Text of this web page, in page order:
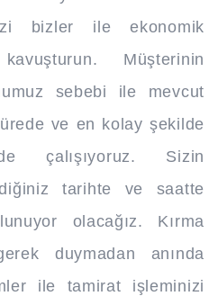
bizler ile ekonomik
Müşterinin
sebebi ile mevcut
ve en kolay şekilde
çalışıyoruz. Sizin
tarihte ve saatte
olacağız. Kırma
duymadan anında
ile tamirat işleminizi